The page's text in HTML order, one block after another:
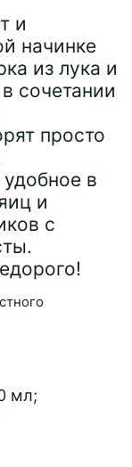
и
начинке
из лука и
сочетании
просто
в
и
с
мл;